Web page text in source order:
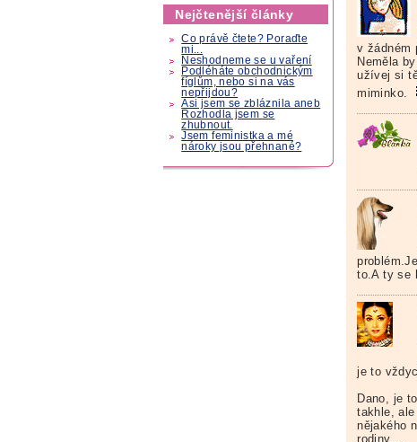
Nejčtenější články
Co právě čtete? Poraďte
mi...
Neshodneme se u vaření
Podléháte obchodnickým
fíglům, nebo si na vás
nepřijdou?
Asi jsem se zbláznila aneb
Rozhodla jsem se
zhubnout.
Jsem feministka a mé
nároky jsou přehnané?
v žádném
Neměla
užívej si
miminko.
to.A ty se
je to
Dano, je
takhle,
nějakého
rodiny.....